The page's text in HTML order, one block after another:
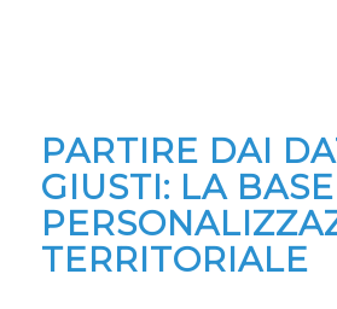
PARTIRE DAI
GIUSTI: LA
TERRITORIALE